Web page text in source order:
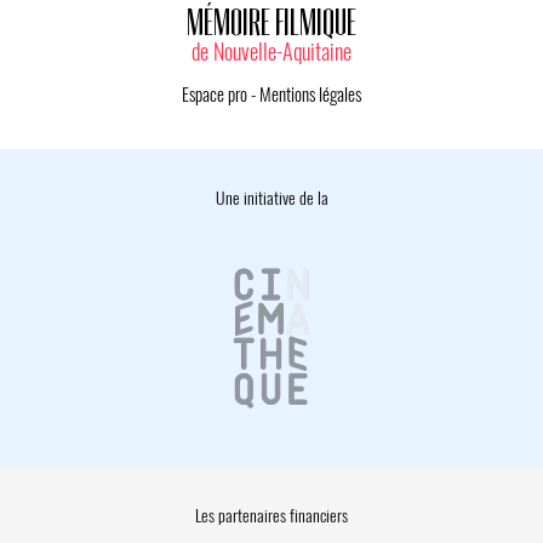
MÉMOIRE FILMIQUE
de Nouvelle-Aquitaine
Espace pro- Mentions légales
Une initiative de la
Les partenaires financiers